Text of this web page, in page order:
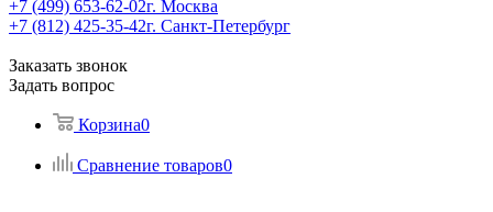
+7 (499) 653-62-02г. Москва
+7 (812) 425-35-42г. Санкт-Петербург
Заказать звонок
Задать вопрос
Корзина0
Сравнение товаров0